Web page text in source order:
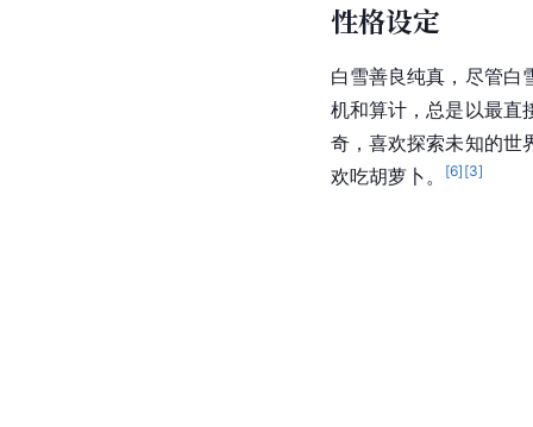
性格设定
白雪善良纯真，尽管白
机和算计，总是以最直
奇，喜欢探索未知的世
欢吃胡萝卜。
[6] [3]